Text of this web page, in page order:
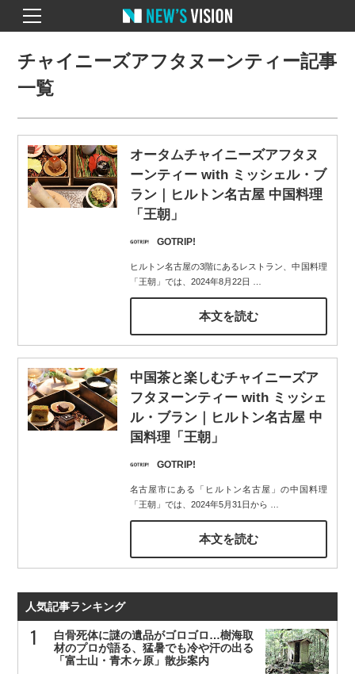
チャイニーズアフタヌーンティー記事
一覧
オータムチャイニーズアフタヌ
ーンティー with ミッシェル・ブ
ラン｜ヒルトン名古屋 中国料理
「王朝」
GOTRIP!
ヒルトン名古屋の3階にあるレストラン、中国料理
「王朝」では、2024年8月22日
本文を読む
中国茶と楽しむチャイニーズア
フタヌーンティー with ミッシェ
ル・ブラン｜ヒルトン名古屋 中
国料理「王朝」
GOTRIP!
名古屋市にある「ヒルトン名古屋」の中国料理
「王朝」では、2024年5月31日から
本文を読む
人気記事ランキング
白骨死体に謎の遺品がゴロゴロ…樹海取
材のプロが語る、猛暑でも冷や汗の出る
「富士山・青木ヶ原」散歩案内